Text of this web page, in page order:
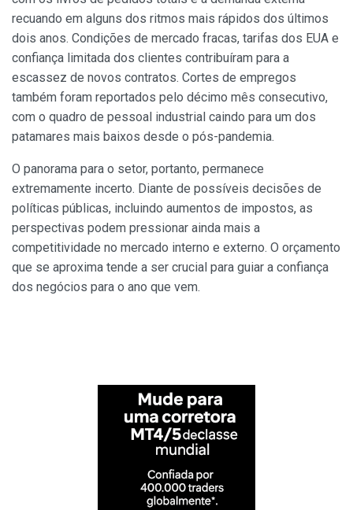
recuando em alguns dos ritmos mais rápidos dos últimos
dois anos. Condições de mercado fracas, tarifas dos EUA e
confiança limitada dos clientes contribuíram para a
escassez de novos contratos. Cortes de empregos
também foram reportados pelo décimo mês consecutivo,
com o quadro de pessoal industrial caindo para um dos
patamares mais baixos desde o pós-pandemia.
O panorama para o setor, portanto, permanece
extremamente incerto. Diante de possíveis decisões de
políticas públicas, incluindo aumentos de impostos, as
perspectivas podem pressionar ainda mais a
competitividade no mercado interno e externo. O orçamento
que se aproxima tende a ser crucial para guiar a confiança
dos negócios para o ano que vem.